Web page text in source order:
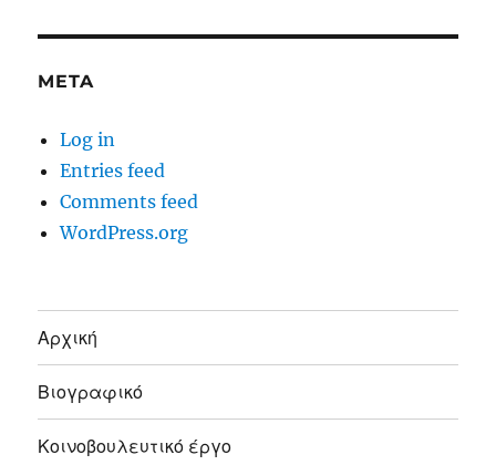
META
Log in
Entries feed
Comments feed
WordPress.org
Αρχική
Βιογραφικό
Κοινοβουλευτικό έργο